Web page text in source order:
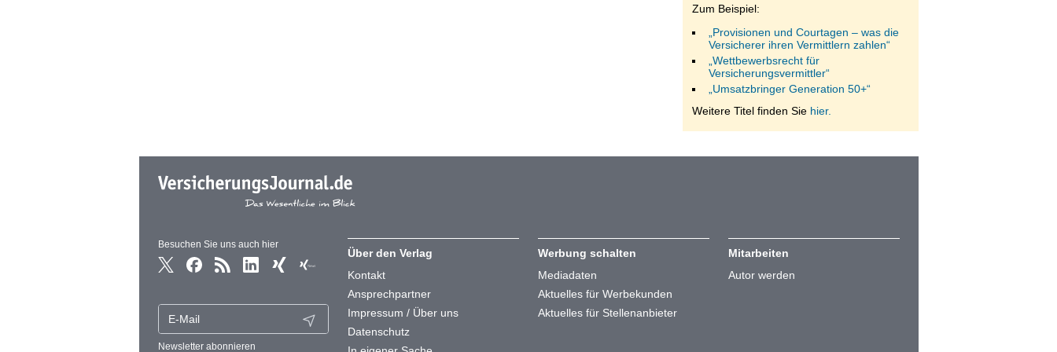
Zum Beispiel:
„Provisionen und Courtagen – was die
Versicherer ihren Vermittlern zahlen“
„Wettbewerbsrecht für
Versicherungsvermittler“
„Umsatzbringer Generation 50+“
Weitere Titel finden Sie hier.
Besuchen Sie uns auch hier
Newsletter abonnieren
Über den Verlag
Kontakt
Ansprechpartner
Impressum / Über uns
Datenschutz
Werbung schalten
Mediadaten
Aktuelles für Werbekunden
Aktuelles für Stellenanbieter
Mitarbeiten
Autor werden